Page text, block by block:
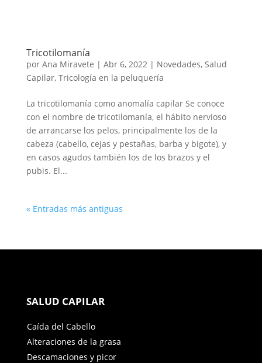
Tricotilomanía
por Ana Miravete | Abr 6, 2022| Novedades, Salud
Capilar, Tricología en la peluquería
La tricotilomanía como anomalía capilar Se conoce
con el nombre de tricotilomanía, el hábito nervioso
de arrancarse los pelos, principalmente los de la
cabeza (cabello, cejas y pestañas, barba y bigote), y
en casos agudos también los de los brazos y el
pubis. El...
« Entradas más antiguas
SALUD CAPILAR
Caída del Cabello
Alteraciones de la grasa
Descamaciones y picor